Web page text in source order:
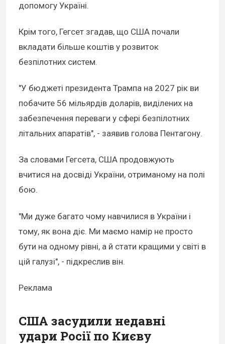
допомогу Україні.
Крім того, Гегсет згадав, що США почали
вкладати більше коштів у розвиток
безпілотних систем.
"У бюджеті президента Трампа на 2027 рік ви
побачите 56 мільярдів доларів, виділених на
забезпечення переваги у сфері безпілотних
літальних апаратів", - заявив голова Пентагону.
За словами Гегсета, США продовжують
вчитися на досвіді України, отриманому на полі
бою.
"Ми дуже багато чому навчилися в України і
тому, як вона діє. Ми маємо намір не просто
бути на одному рівні, а й стати кращими у світі в
цій галузі", - підкреслив він.
Реклама
США засудили недавні
удари Росії по Києву